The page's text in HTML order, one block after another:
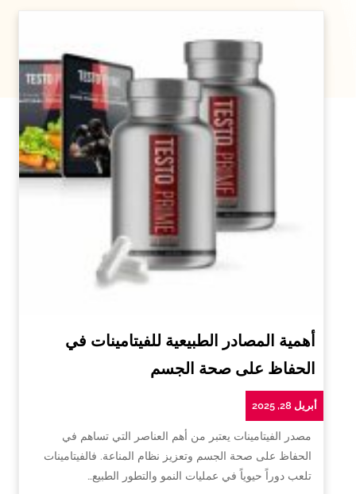
أهمية المصادر الطبيعية للفيتامينات في
الحفاظ على صحة الجسم
أبريل 28, 2025
مصدر الفيتامينات يعتبر من أهم العناصر التي تساهم في
الحفاظ على صحة الجسم وتعزيز نظام المناعة. فالفيتامينات
تلعب دوراً حيوياً في عمليات النمو والتطور الطبيع…